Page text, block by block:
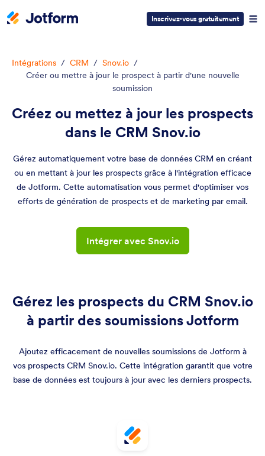
Inscrivez-vous gratuitement
Intégrations / CRM / Snov.io /
Créer ou mettre à jour le prospect à partir d'une nouvelle
soumission
Créez ou mettez à jour les prospects
dans le CRM Snov.io
Gérez automatiquement votre base de données CRM en créant
ou en mettant à jour les prospects grâce à l'intégration efficace
de Jotform. Cette automatisation vous permet d'optimiser vos
efforts de génération de prospects et de marketing par email.
Intégrer avec Snov.io
Gérez les prospects du CRM Snov.io
à partir des soumissions Jotform
Ajoutez efficacement de nouvelles soumissions de Jotform à
vos prospects CRM Snov.io. Cette intégration garantit que votre
base de données est toujours à jour avec les derniers prospects.